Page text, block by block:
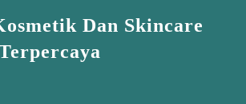
Dan Skincare